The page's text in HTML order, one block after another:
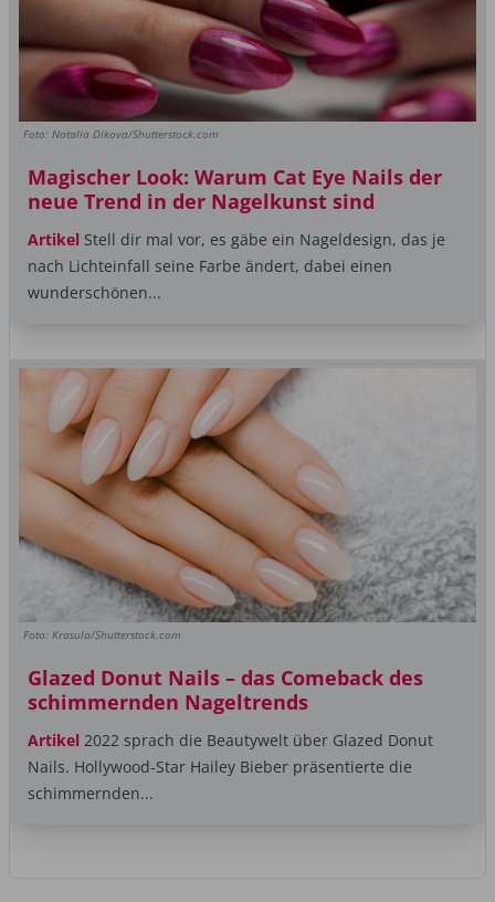
Foto: Natalia Dikova/Shutterstock.com
Magischer Look: Warum Cat Eye Nails der
neue Trend in der Nagelkunst sind
Artikel Stell dir mal vor, es gäbe ein Nageldesign, das je
nach Lichteinfall seine Farbe ändert, dabei einen
wunderschönen...
Foto: Krasula/Shutterstock.com
Glazed Donut Nails – das Comeback des
schimmernden Nageltrends
Artikel 2022 sprach die Beautywelt über Glazed Donut
Nails. Hollywood-Star Hailey Bieber präsentierte die
schimmernden...